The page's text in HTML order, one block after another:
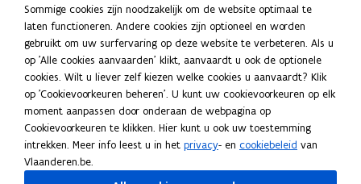
t
e
r
rs
t
e
r
Donderdag
9:00 - 19:00
Vrijdag
9:00 - 19:00
Postadres
Vlaamse Belastingdienst
Sommige cookies zijn noodzakelijk om de website optimaal te
laten functioneren. Andere cookies zijn optioneel en worden
gebruikt om uw surfervaring op deze website te verbeteren. Als u
op 'Alle cookies aanvaarden' klikt, aanvaardt u ook de optionele
cookies. Wilt u liever zelf kiezen welke cookies u aanvaardt? Klik
op 'Cookievoorkeuren beheren'. U kunt uw cookievoorkeuren op elk
moment aanpassen door onderaan de webpagina op
Cookievoorkeuren te klikken. Hier kunt u ook uw toestemming
intrekken. Meer info leest u in het privacy- en cookiebeleid van
Vlaanderen.be.